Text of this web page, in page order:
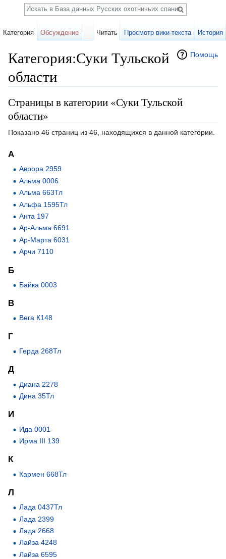
Помощь
Категория:Суки Тульской
области
Страницы в категории «Суки Тульской
области»
Показано 46 страниц из 46, находящихся в данной категории.
А
Аврора 2959
Альма 0006
Альма 663Тл
Альфа 1595Тл
Анта 197
Ар-Альма 6691
Ар-Марта 6031
Арчи 7110
Б
Байка 0003
В
Вега К148
Г
Герда 268Тл
Д
Диана 2278
Дина 35Тл
И
Ида 0001
Ирма III 139
К
Кармен 668Тл
Л
Лада 0437Тл
Лада 2399
Лада 2668
Лайза 4248
Лайза 6595
Категория Обсуждение Читать Просмотр вики-текста История
Поиск